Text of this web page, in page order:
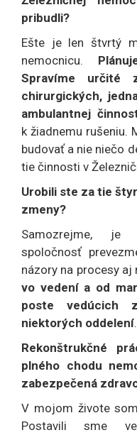
pribudli?
Ešte je len štvrtý
nemocnicu.
Spravíme určité
chirurgických,
ambulantnej
k žiadnemu rušeniu.
budovať a nie niečo
tie činnosti v
Urobili ste za tie
zmeny?
Samozrejme, je
spoločnosť
názory na procesy aj
vo vedení a od
poste vedúcich
niektorých oddelení.
Rekonštrukčné
plného chodu
zabezpečená
V mojom živote
Postavili sme